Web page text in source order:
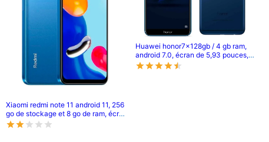
Xiaomi redmi note 11 android 11, 256
go de stockage et 8 go de ram, écran
: 6,6 pouces tft lcd ips, double
Huawei honor7x128gb / 4 gb ram,
android 7.0, écran de 5,93 pouces,
double caméra arrière 16 mp + 2 mp,